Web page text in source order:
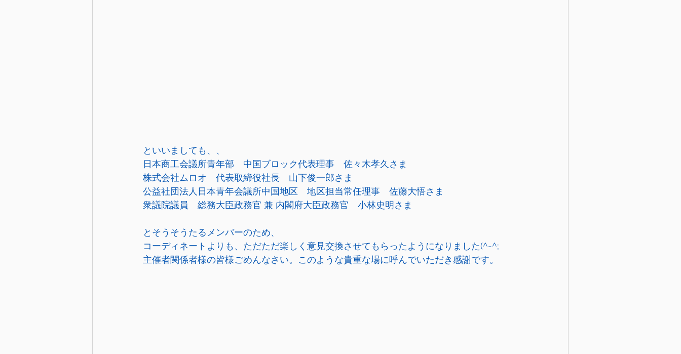
といいましても、、
日本商工会議所青年部　中国ブロック代表理事　佐々木孝久さま
株式会社ムロオ　代表取締役社長　山下俊一郎さま
公益社団法人日本青年会議所中国地区　地区担当常任理事　佐藤大悟さま
衆議院議員　総務大臣政務官 兼 内閣府大臣政務官　小林史明さま
とそうそうたるメンバーのため、
コーディネートよりも、ただただ楽しく意見交換させてもらったようになりました(^-^;
主催者関係者様の皆様ごめんなさい。このような貴重な場に呼んでいただき感謝です。